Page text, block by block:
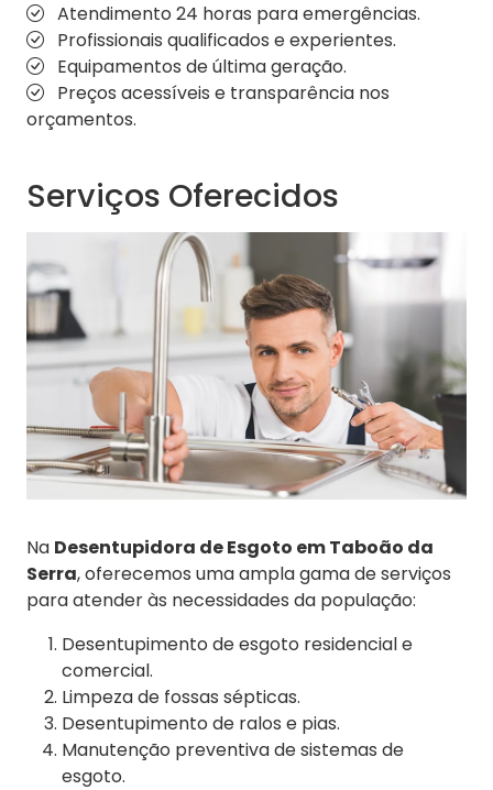
Atendimento 24 horas para emergências.
Profissionais qualificados e experientes.
Equipamentos de última geração.
Preços acessíveis e transparência nos
orçamentos.
Serviços Oferecidos
Na Desentupidora de Esgoto em Taboão da
Serra, oferecemos uma ampla gama de serviços
para atender às necessidades da população:
Desentupimento de esgoto residencial e
comercial.
Limpeza de fossas sépticas.
Desentupimento de ralos e pias.
Manutenção preventiva de sistemas de
esgoto.